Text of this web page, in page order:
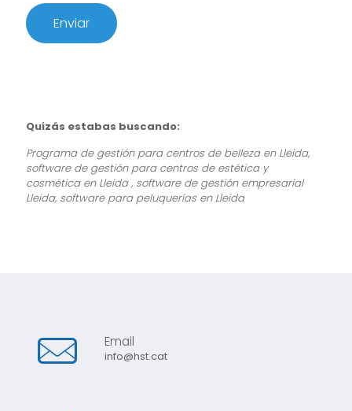
Quizás estabas buscando:
Programa de gestión para centros de belleza en Lleida,
software de gestión para centros de estética y
cosmética en Lleida , software de gestión empresarial
Lleida, software para peluquerías en Lleida
Email
info@hst.cat